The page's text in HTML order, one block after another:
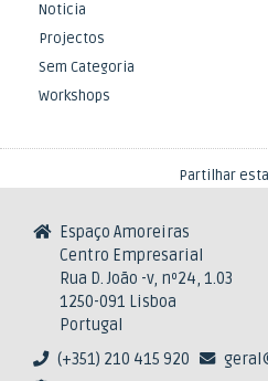
Noticia
Projectos
Sem Categoria
Workshops
Partilhar
Espaço Amoreiras
Centro Empresarial
Rua D. João -v, nº24, 1.03
1250-091 Lisboa
Portugal
(+351) 210 415 920